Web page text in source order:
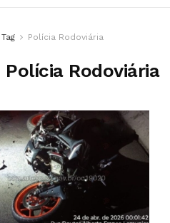
Tag Polícia Rodoviária
Polícia Rodoviária